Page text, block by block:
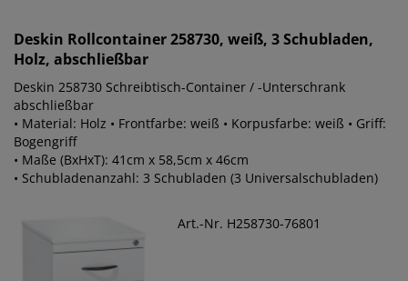
Deskin Rollcontainer 258730, weiß, 3 Schubladen,
Holz, abschließbar
Deskin 258730 Schreibtisch-Container / -Unterschrank
abschließbar
• Material: Holz • Frontfarbe: weiß • Korpusfarbe: weiß • Griff:
Bogengriff
• Maße (BxHxT): 41cm x 58,5cm x 46cm
• Schubladenanzahl: 3 Schubladen (3 Universalschubladen)
Art.-Nr. H258730-76801